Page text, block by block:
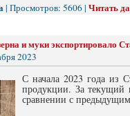
| Просмотров: 5606 | Читать
и муки экспортировало
2023
С начала 2023 года из
продукции. За
сравнении с